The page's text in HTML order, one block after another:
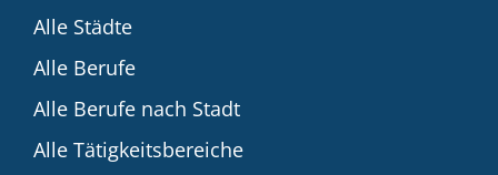
Alle Städte
Alle Berufe
Alle Berufe nach Stadt
Alle Tätigkeitsbereiche